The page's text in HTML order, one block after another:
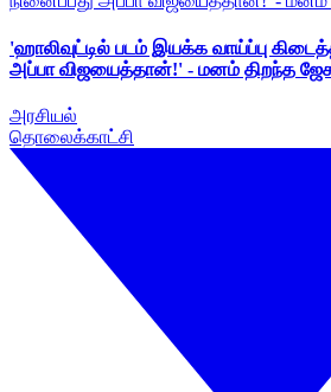
'ஹாலிவுட்டில் படம் இயக்க வாய்ப்பு
அப்பா விஜயைத்தான்!' - மனம் திறந்த
அரசியல்
தொலைக்காட்சி